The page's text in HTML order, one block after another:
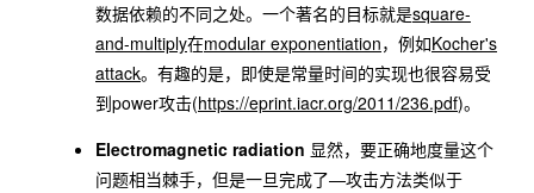
数据依赖的不同之处。一个著名的目标就是square-
and-multiply在modular exponentiation，例如Kocher's
attack。有趣的是，即使是常量时间的实现也很容易受
到power攻击(https://eprint.iacr.org/2011/236.pdf)。
Electromagnetic radiation 显然，要正确地度量这个
问题相当棘手，但是一旦完成了—攻击方法类似于